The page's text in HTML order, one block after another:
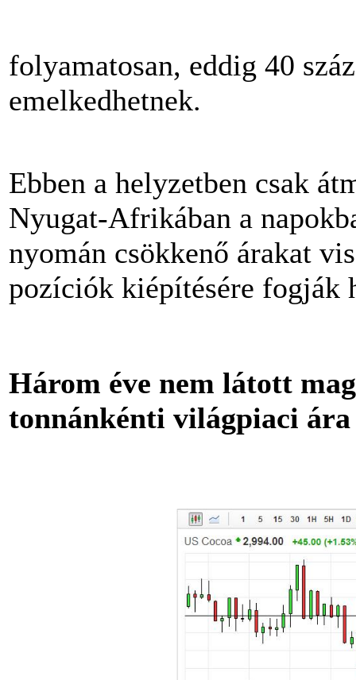
folyamatosan, eddig 40
emelkedhetnek.
Ebben a helyzetben csak
Nyugat-Afrikában a
nyomán csökkenő árakat
pozíciók kiépítésére fogják
Három éve nem látott
tonnánkénti világpiaci